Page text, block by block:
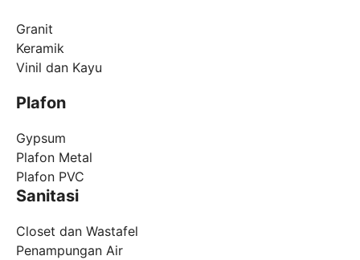
Granit
Keramik
Vinil dan Kayu
Plafon
Gypsum
Plafon Metal
Plafon PVC
Sanitasi
Closet dan Wastafel
Penampungan Air